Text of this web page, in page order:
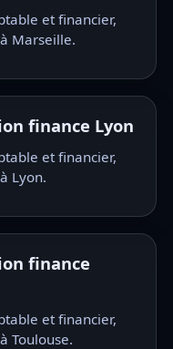
et financier,
Marseille.
finance Lyon
et financier,
Lyon.
finance
et financier,
Toulouse.